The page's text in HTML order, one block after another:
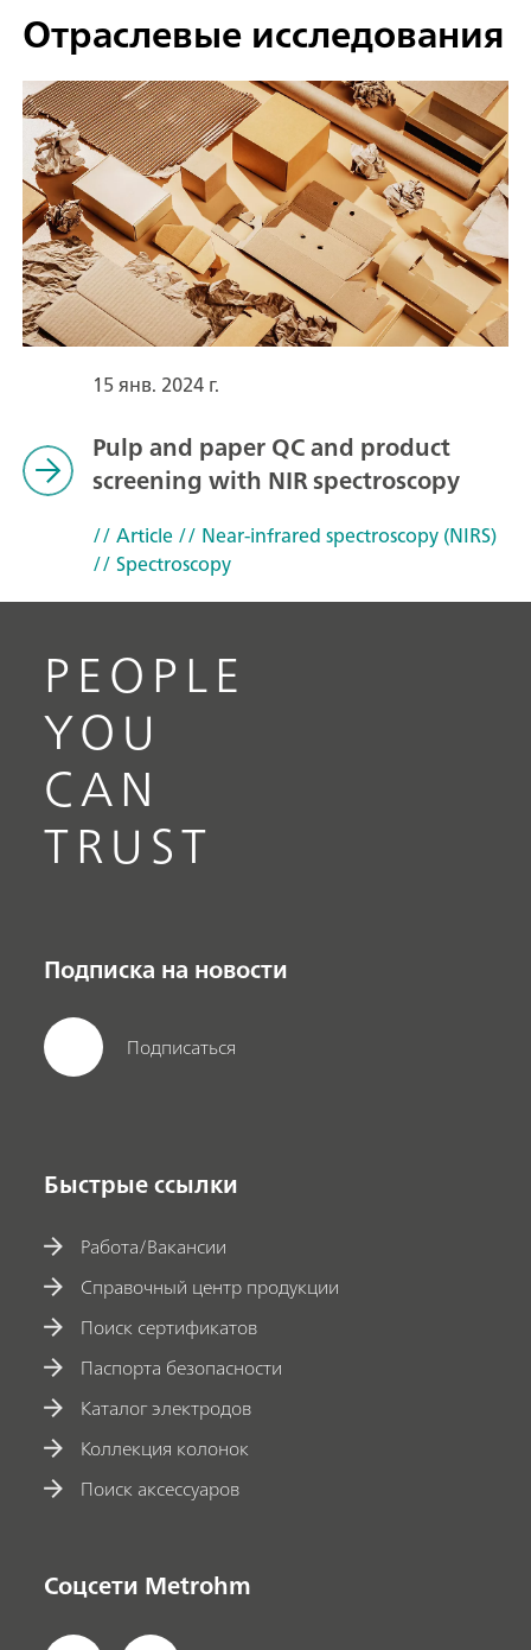
Отраслевые исследования
15 янв. 2024 г.
Pulp and paper QC and product
screening with NIR spectroscopy
// Article// Near-infrared spectroscopy (NIRS)
// Spectroscopy
PEOPLE
YOU
CAN
TRUST
Подписка на новости
Подписаться
Быстрые ссылки
Работа/Вакансии
Справочный центр продукции
Поиск сертификатов
Паспорта безопасности
Каталог электродов
Коллекция колонок
Поиск аксессуаров
Соцсети Metrohm